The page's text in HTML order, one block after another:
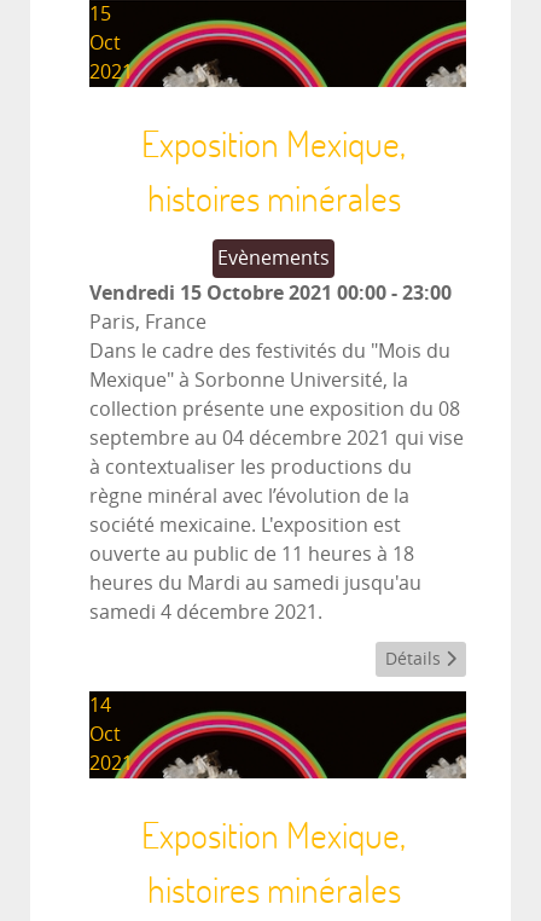
15
Oct
2021
Exposition Mexique,
histoires minérales
Evènements
Vendredi 15 Octobre 2021 00:00-23:00
Paris, France
Dans le cadre des festivités du "Mois du
Mexique" à Sorbonne Université, la
collection présente une exposition du 08
septembre au 04 décembre 2021 qui vise
à contextualiser les productions du
règne minéral avec l’évolution de la
société mexicaine. L'exposition est
ouverte au public de 11 heures à 18
heures du Mardi au samedi jusqu'au
samedi 4 décembre 2021.
Détails
14
Oct
2021
Exposition Mexique,
histoires minérales